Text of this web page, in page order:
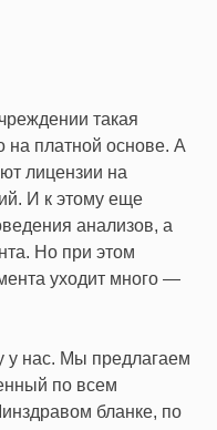
такая
на платной основе. А
лицензии на
И к этому еще
анализов, а
Но при этом
уходит много —
у нас. Мы предлагаем
по всем
бланке, по